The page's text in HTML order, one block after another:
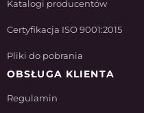
Katalogi producentów
Certyfikacja ISO 9001:2015
Pliki do pobrania
OBSŁUGA KLIENTA
Regulamin